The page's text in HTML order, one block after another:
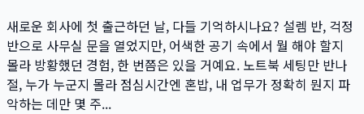
새로운 회사에 첫 출근하던 날, 다들 기억하시나요? 설렘 반, 걱정
반으로 사무실 문을 열었지만, 어색한 공기 속에서 뭘 해야 할지
몰라 방황했던 경험, 한 번쯤은 있을 거예요. 노트북 세팅만 반나
절, 누가 누군지 몰라 점심시간엔 혼밥, 내 업무가 정확히 뭔지 파
악하는 데만 몇 주...